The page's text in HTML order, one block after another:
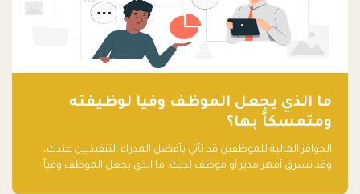
ما الذي يجعل الموظف وفياً لوظيفته
ومتمسكاً بها؟
الحوافز المالية للموظفين قد تأتي بأفضل المدراء التنفيذيين عندك،
وقد تسرق أمهر مدير أو موظف لديك. ما الذي يجعل الموظف وفياً